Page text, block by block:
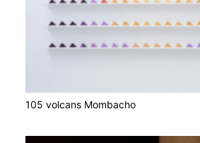
105 volcans Mombacho